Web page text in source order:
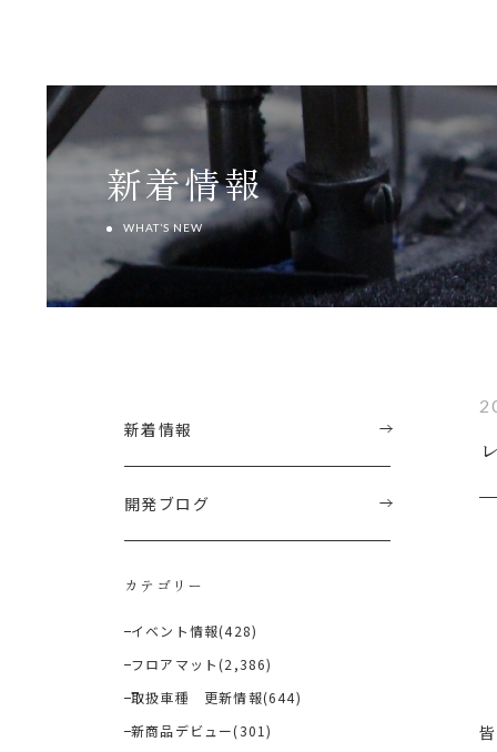
新着情報
WHAT’S NEW
新着情報
開発ブログ
カテゴリー
イベント情報(428)
フロアマット (2,386)
取扱車種 更新情報(644)
新商品デビュー(301)